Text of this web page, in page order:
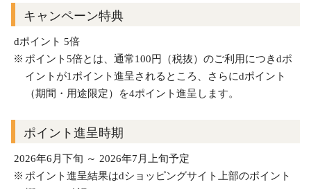
キャンペーン特典
dポイント 5倍
ポイント5倍とは、通常100円（税抜）のご利用につきdポ
イントが1ポイント進呈されるところ、さらにdポイント
（期間・用途限定）を4ポイント進呈します。
ポイント進呈時期
2026年6月下旬 ～ 2026年7月上旬予定
ポイント進呈結果はdショッピングサイト上部のポイント